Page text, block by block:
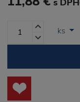
s DPH
ks